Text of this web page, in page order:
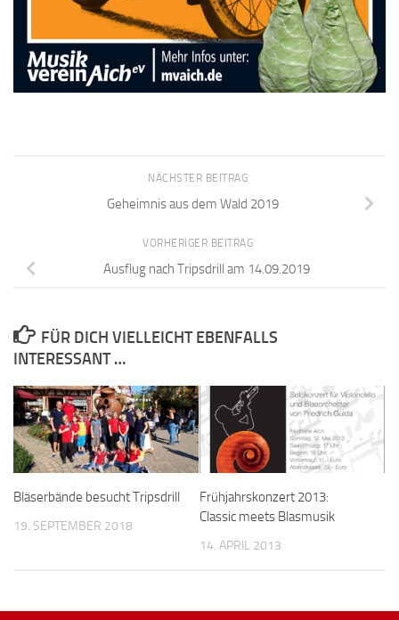
NÄCHSTER BEITRAG
Geheimnis aus dem Wald 2019
VORHERIGER BEITRAG
Ausflug nach Tripsdrill am 14.09.2019
FÜR DICH VIELLEICHT EBENFALLS
INTERESSANT …
Bläserbände besucht Tripsdrill
19. SEPTEMBER 2018
Frühjahrskonzert 2013:
Classic meets Blasmusik
14. APRIL 2013